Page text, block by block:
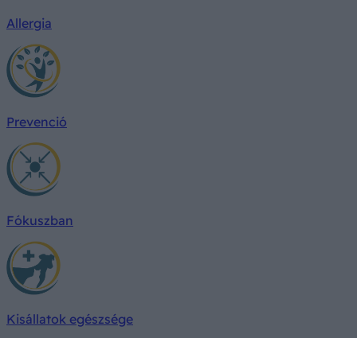
Allergia
Prevenció
Fókuszban
Kisállatok egészsége